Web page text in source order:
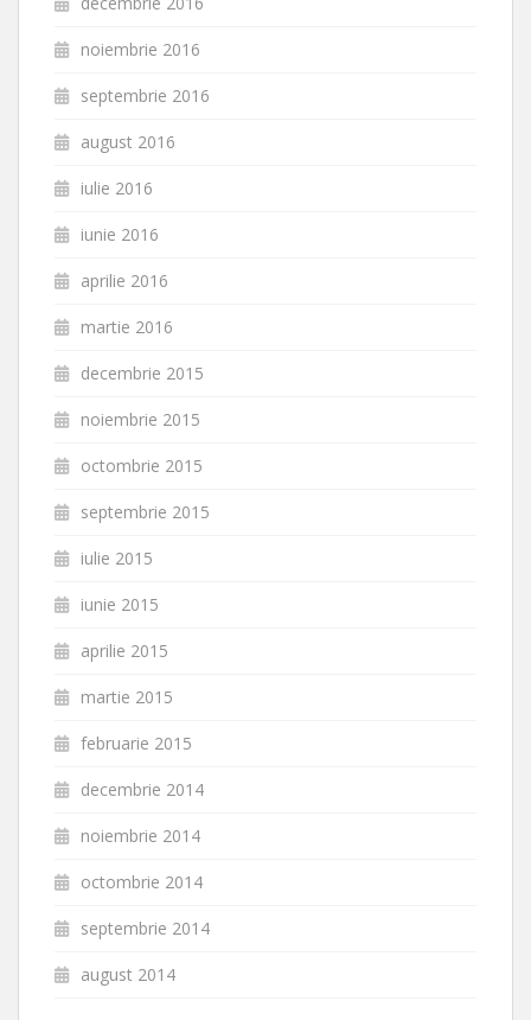
noiembrie 2016
septembrie 2016
august 2016
iulie 2016
iunie 2016
aprilie 2016
martie 2016
decembrie 2015
noiembrie 2015
octombrie 2015
septembrie 2015
iulie 2015
iunie 2015
aprilie 2015
martie 2015
februarie 2015
decembrie 2014
noiembrie 2014
octombrie 2014
septembrie 2014
august 2014